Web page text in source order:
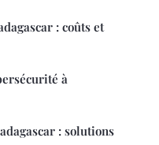
: coûts et
à
: solutions